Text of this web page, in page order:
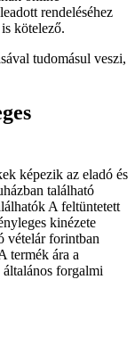
rendeléséhez
kötelező.
tudomásul veszi,
képezik az eladó és
található
A feltüntetett
kinézete
vételár forintban
termék ára a
forgalmi